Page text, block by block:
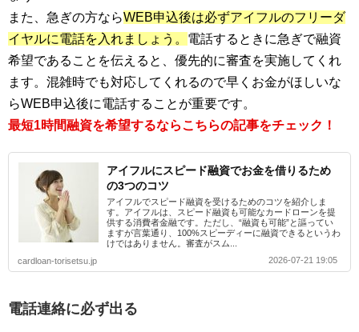
また、急ぎの方ならWEB申込後は必ずアイフルのフリーダ
イヤルに電話を入れましょう。 電話するときに急ぎで融資
希望であることを伝えると、優先的に審査を実施してくれ
ます。混雑時でも対応してくれるので早くお金がほしいな
らWEB申込後に電話することが重要です。
最短1時間融資を希望するならこちらの記事をチェック！
アイフルにスピード融資でお金を借りるため
の3つのコツ
アイフルでスピード融資を受けるためのコツを紹介しま
す。アイフルは、スピード融資も可能なカードローンを提
供する消費者金融です。ただし、“融資も可能”と謳ってい
ますが言葉通り、100%スピーディーに融資できるというわ
けではありません。審査がスム...
cardloan-torisetsu.jp
2026-07-21 19:05
電話連絡に必ず出る